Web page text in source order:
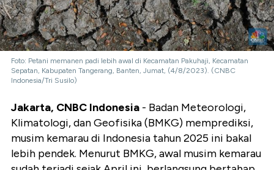
Foto: Petani memanen padi lebih awal di Kecamatan Pakuhaji, Kecamatan
Sepatan, Kabupaten Tangerang, Banten, Jumat, (4/8/2023). (CNBC
Indonesia/Tri Susilo)
Jakarta, CNBC Indonesia - Badan Meteorologi,
Klimatologi, dan Geofisika (BMKG) memprediksi,
musim kemarau di Indonesia tahun 2025 ini bakal
lebih pendek. Menurut BMKG, awal musim kemarau